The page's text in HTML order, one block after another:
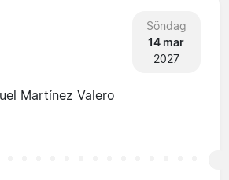
Söndag
14 mar
2027
Martínez Valero